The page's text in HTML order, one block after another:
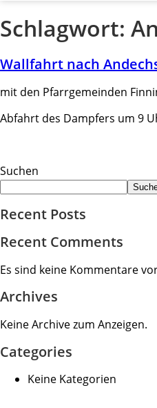
Schlagwort:
Wallfahrt nach
mit den Pfarrgemeinden
Abfahrt des Dampfers um 9
Suchen
Recent Posts
Recent Comments
Es sind keine Kommentare
Archives
Keine Archive zum Anzeigen.
Categories
Keine Kategorien